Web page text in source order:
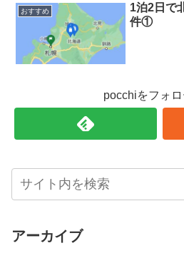
おすすめ
1泊2日で
件①
pocchiをフォ
アーカイブ